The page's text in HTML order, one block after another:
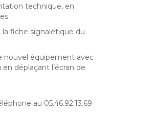
technique, en
la fiche signalétique du
nouvel équipement avec
déplaçant l’écran de
au 05.46.92.13.69